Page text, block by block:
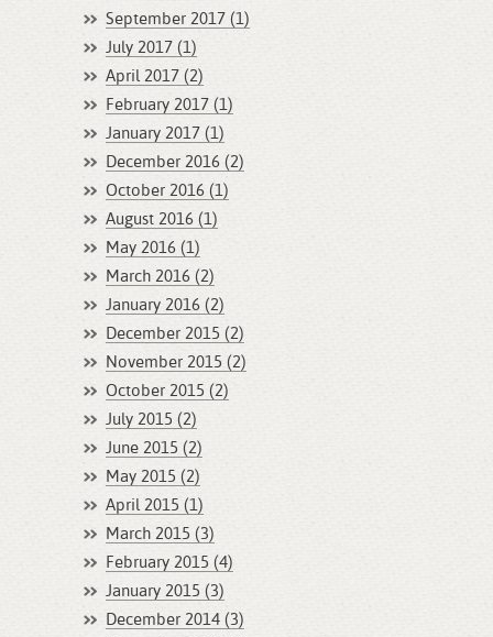
September 2017 (1)
July 2017 (1)
April 2017 (2)
February 2017 (1)
January 2017 (1)
December 2016 (2)
October 2016 (1)
August 2016 (1)
May 2016 (1)
March 2016 (2)
January 2016 (2)
December 2015 (2)
November 2015 (2)
October 2015 (2)
July 2015 (2)
June 2015 (2)
May 2015 (2)
April 2015 (1)
March 2015 (3)
February 2015 (4)
January 2015 (3)
December 2014 (3)